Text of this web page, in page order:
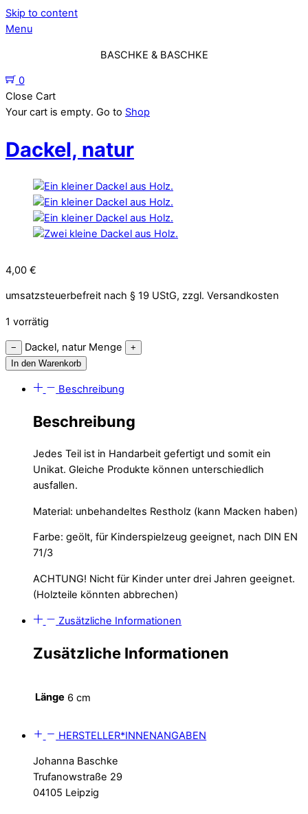
Skip to content
Menu
BASCHKE & BASCHKE
0
Close Cart
Your cart is empty. Go to Shop
Dackel, natur
4,00 €
umsatzsteuerbefreit nach § 19 UStG, zzgl. Versandkosten
1 vorrätig
− Dackel, natur Menge
+
In den Warenkorb
Beschreibung
Beschreibung
Jedes Teil ist in Handarbeit gefertigt und somit ein
Unikat. Gleiche Produkte können unterschiedlich
ausfallen.
Material: unbehandeltes Restholz (kann Macken haben)
Farbe: geölt, für Kinderspielzeug geeignet, nach DIN EN
71/3
ACHTUNG! Nicht für Kinder unter drei Jahren geeignet.
(Holzteile könnten abbrechen)
Zusätzliche Informationen
Zusätzliche Informationen
Länge 6 cm
HERSTELLER*INNENANGABEN
Johanna Baschke
Trufanowstraße 29
04105 Leipzig